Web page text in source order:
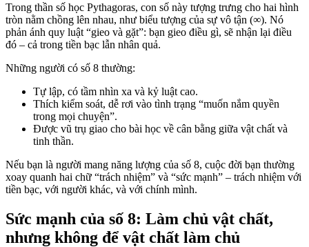
Trong thần số học Pythagoras, con số này tượng trưng cho hai hình
tròn nằm chồng lên nhau, như biểu tượng của sự vô tận (∞). Nó
phản ánh quy luật “gieo và gặt”: bạn gieo điều gì, sẽ nhận lại điều
đó – cả trong tiền bạc lẫn nhân quả.
Những người có số 8 thường:
Tự lập, có tầm nhìn xa và kỷ luật cao.
Thích kiểm soát, dễ rơi vào tình trạng “muốn nắm quyền
trong mọi chuyện”.
Được vũ trụ giao cho bài học về cân bằng giữa vật chất và
tinh thần.
Nếu bạn là người mang năng lượng của số 8, cuộc đời bạn thường
xoay quanh hai chữ “trách nhiệm” và “sức mạnh” – trách nhiệm với
tiền bạc, với người khác, và với chính mình.
Sức mạnh của số 8: Làm chủ vật chất,
nhưng không để vật chất làm chủ